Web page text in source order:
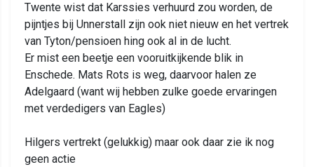
Twente wist dat Karssies verhuurd zou worden, de
pijntjes bij Unnerstall zijn ook niet nieuw en het vertrek
van Tyton/pensioen hing ook al in de lucht.
Er mist een beetje een vooruitkijkende blik in
Enschede. Mats Rots is weg, daarvoor halen ze
Adelgaard (want wij hebben zulke goede ervaringen
met verdedigers van Eagles)
Hilgers vertrekt (gelukkig) maar ook daar zie ik nog
geen actie